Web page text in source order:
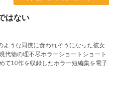
はない
ような同僚に食われそうになった彼女
代物の理不尽ホラーショートショート